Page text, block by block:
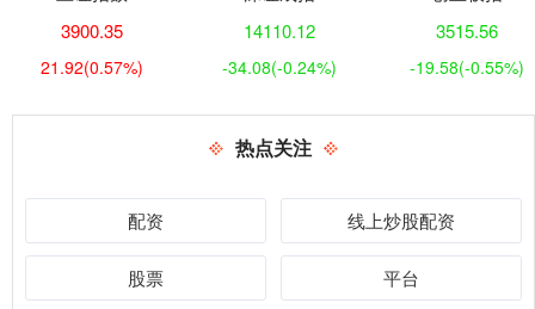
3900.35
21.92(0.57%)
14110.12
-34.08(-0.24%)
3515.56
-19.58(-0.55%)
热点关注
配资 线上炒股配资
股票 平台